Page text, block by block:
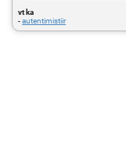
vt ka
-autentimistiir